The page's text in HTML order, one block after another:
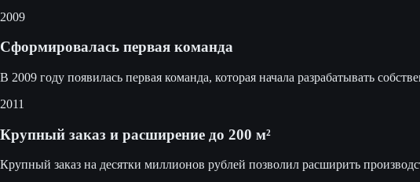
2009
Сформировалась первая команда
В 2009 году появилась первая команда, которая начала разрабатывать
2011
Крупный заказ и расширение до 200 м²
Крупный заказ на десятки миллионов рублей позволил расширить